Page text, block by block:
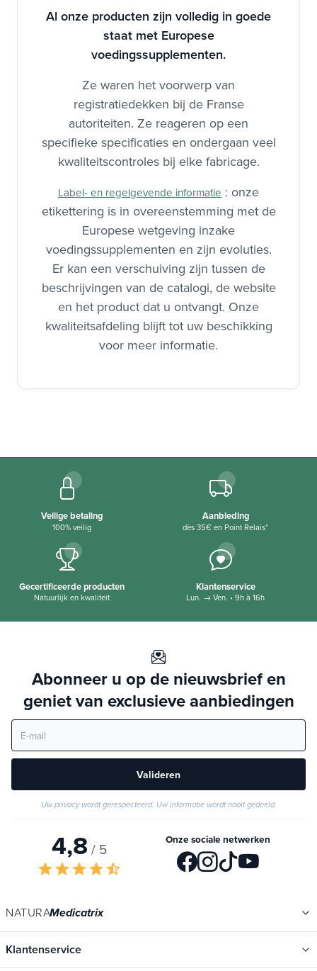
Al onze producten zijn volledig in goede
staat met Europese
voedingssupplementen.
Ze waren het voorwerp van
registratiedekken bij de Franse
autoriteiten. Ze reageren op een
specifieke specificaties en ondergaan veel
kwaliteitscontroles bij elke fabricage.
Label- en regelgevende informatie : onze
etikettering is in overeenstemming met de
Europese wetgeving inzake
voedingssupplementen en zijn evoluties.
Er kan een verschuiving zijn tussen de
beschrijvingen van de catalogi, de website
en het product dat u ontvangt. Onze
kwaliteitsafdeling blijft tot uw beschikking
voor meer informatie.
Veilige betaling
100% veilig
Aanbieding
dès 35€ en Point Relais*
Gecertificeerde producten
Natuurlijk en kwaliteit
Klantenservice
Lun. → Ven. • 9h à 16h
Abonneer u op de nieuwsbrief en
geniet van exclusieve aanbiedingen
Valideren
Uw privacy wordt gerespecteerd. Uw informatie wordt nooit gedeeld.
4,8 / 5
starstarstarstarstar_half
Onze sociale netwerken
NATURAMedicatrix
Klantenservice